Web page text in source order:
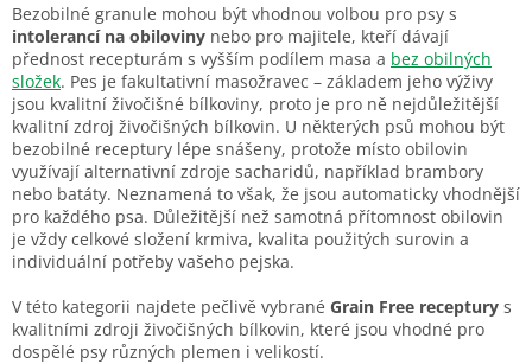
Bezobilné granule mohou být vhodnou volbou pro psy s
intolerancí na obiloviny nebo pro majitele, kteří dávají
přednost recepturám s vyšším podílem masa a bez obilných
složek. Pes je fakultativní masožravec – základem jeho výživy
jsou kvalitní živočišné bílkoviny, proto je pro ně nejdůležitější
kvalitní zdroj živočišných bílkovin. U některých psů mohou být
bezobilné receptury lépe snášeny, protože místo obilovin
využívají alternativní zdroje sacharidů, například brambory
nebo batáty. Neznamená to však, že jsou automaticky vhodnější
pro každého psa. Důležitější než samotná přítomnost obilovin
je vždy celkové složení krmiva, kvalita použitých surovin a
individuální potřeby vašeho pejska.
V této kategorii najdete pečlivě vybrané Grain Free receptury s
kvalitními zdroji živočišných bílkovin, které jsou vhodné pro
dospělé psy různých plemen i velikostí.